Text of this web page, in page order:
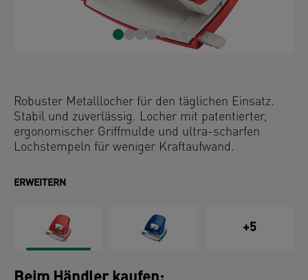
Robuster Metalllocher für den täglichen Einsatz.
Stabil und zuverlässig. Locher mit patentierter,
ergonomischer Griffmulde und ultra-scharfen
Lochstempeln für weniger Kraftaufwand.
ERWEITERN
+5